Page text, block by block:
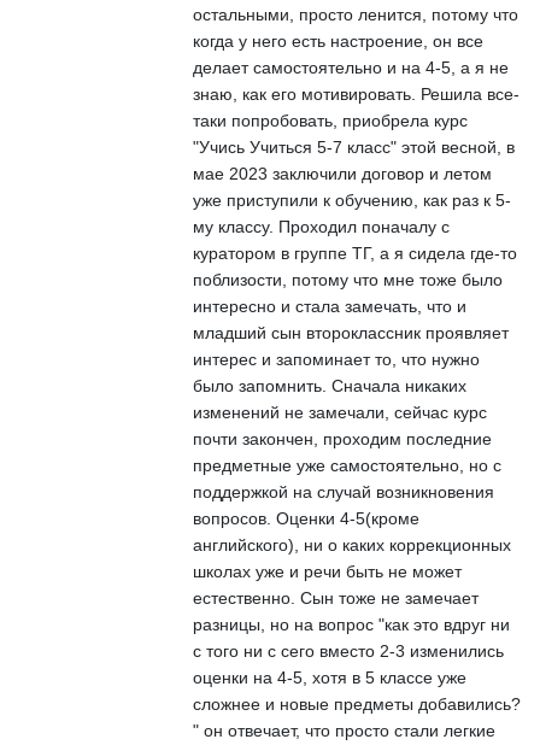
остальными, просто ленится, потому что
когда у него есть настроение, он все
делает самостоятельно и на 4-5, а я не
знаю, как его мотивировать. Решила все-
таки попробовать, приобрела курс
"Учись Учиться 5-7 класс" этой весной, в
мае 2023 заключили договор и летом
уже приступили к обучению, как раз к 5-
му классу. Проходил поначалу с
куратором в группе ТГ, а я сидела где-то
поблизости, потому что мне тоже было
интересно и стала замечать, что и
младший сын второклассник проявляет
интерес и запоминает то, что нужно
было запомнить. Сначала никаких
изменений не замечали, сейчас курс
почти закончен, проходим последние
предметные уже самостоятельно, но с
поддержкой на случай возникновения
вопросов. Оценки 4-5(кроме
английского), ни о каких коррекционных
школах уже и речи быть не может
естественно. Сын тоже не замечает
разницы, но на вопрос "как это вдруг ни
с того ни с сего вместо 2-3 изменились
оценки на 4-5, хотя в 5 классе уже
сложнее и новые предметы добавились?
" он отвечает, что просто стали легкие